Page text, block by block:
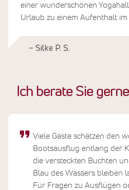
einer wunderschönen
Urlaub zu einem Aufenthalt im
– Silke P. S.
Ich berate Sie gerne
Viele Gäste schätzen den
Bootsausflug entlang der
die versteckten Buchten
Blau des Wassers bleiben
Für Fragen zu Ausflügen